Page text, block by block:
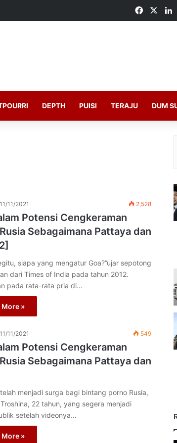
Facebook
DEPTH PUISI TERAJU DUM
11/11/2021 2,528
Potensi Cengkeraman
Sebagaimana Pattaya dan
siapa yang mengatur Goa?”ujar sepotong
dari Times of India pada tahun 2012.
pada rata-rata pria di…
More »
11/11/2021 549
Potensi Cengkeraman
Sebagaimana Pattaya dan
menjadi surga bagi bintang porno Rusia,
22 tahun, yang segera menjadi
setelah videonya…
More »